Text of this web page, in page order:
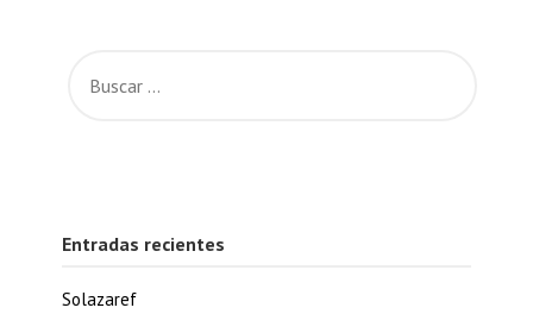
Entradas recientes
Solazaref